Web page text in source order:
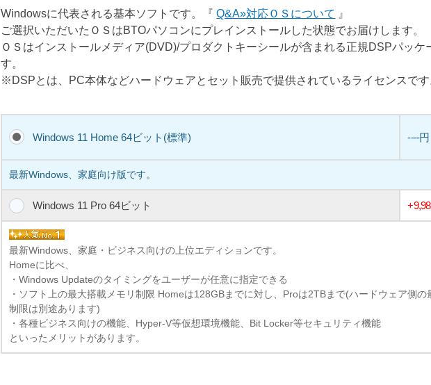
Windowsに代表される基本ソフトです。『Q&A»対応ＯＳについて 』
ご選択いただいたＯＳはBTOパソコンにプレインストールした状態でお届けします。
ＯＳはインストールメディア(DVD)/プロダクトキーシールが含まれる正規DSPパッケ
す。
※DSPとは、PC本体などハードウェアとセット販売で提供されているライセンスです
Windows 11 Home 64ビット(標準) ----円
最新Windows、家庭向け版です。
Windows 11 Pro 64ビット
最新Windows、家庭・ビジネス向けの上位エディションです。
Homeに比べ、
・Windows Updateのタイミングをユーザーが任意に指定できる
・ソフト上の最大搭載メモリ制限 Homeは128GBまでに対し、Proは2TBまで(ハードウェア側の
制限は別途あります)
・各種ビジネス向けの機能、Hyper-V等仮想環境機能、Bit Locker等セキュリティ機能
といったメリットがあります。